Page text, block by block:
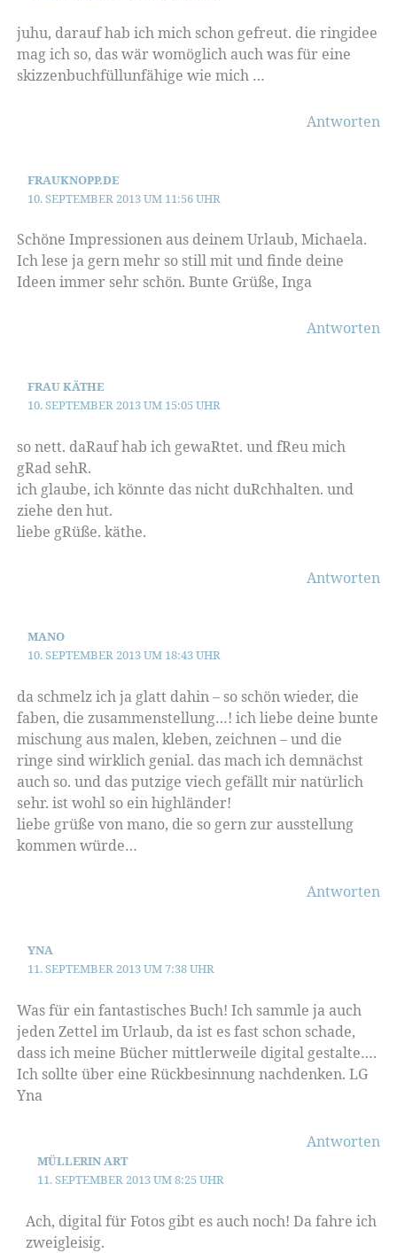
juhu, darauf hab ich mich schon gefreut. die ringidee
mag ich so, das wär womöglich auch was für eine
skizzenbuchfüllunfähige wie mich …
Antworten
FRAUKNOPP.DE
10. SEPTEMBER 2013 UM 11:56 UHR
Schöne Impressionen aus deinem Urlaub, Michaela.
Ich lese ja gern mehr so still mit und finde deine
Ideen immer sehr schön. Bunte Grüße, Inga
Antworten
FRAU KÄTHE
10. SEPTEMBER 2013 UM 15:05 UHR
so nett. daRauf hab ich gewaRtet. und fReu mich
gRad sehR.
ich glaube, ich könnte das nicht duRchhalten. und
ziehe den hut.
liebe gRüße. käthe.
Antworten
MANO
10. SEPTEMBER 2013 UM 18:43 UHR
da schmelz ich ja glatt dahin – so schön wieder, die
faben, die zusammenstellung…! ich liebe deine bunte
mischung aus malen, kleben, zeichnen – und die
ringe sind wirklich genial. das mach ich demnächst
auch so. und das putzige viech gefällt mir natürlich
sehr. ist wohl so ein highländer!
liebe grüße von mano, die so gern zur ausstellung
kommen würde…
Antworten
YNA
11. SEPTEMBER 2013 UM 7:38 UHR
Was für ein fantastisches Buch! Ich sammle ja auch
jeden Zettel im Urlaub, da ist es fast schon schade,
dass ich meine Bücher mittlerweile digital gestalte….
Ich sollte über eine Rückbesinnung nachdenken. LG
Yna
Antworten
MÜLLERIN ART
11. SEPTEMBER 2013 UM 8:25 UHR
Ach, digital für Fotos gibt es auch noch! Da fahre ich
zweigleisig.